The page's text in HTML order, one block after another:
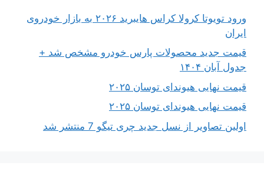
ورود تویوتا کرولا کراس هایبرید ۲۰۲۶ به بازار خودروی
ایران
قیمت جدید محصولات پارس خودرو مشخص شد +
جدول آبان ۱۴۰۴
قیمت نهایی هیوندای توسان ۲۰۲۵
قیمت نهایی هیوندای توسان ۲۰۲۵
اولین تصاویر از نسل جدید چری تیگو 7 منتشر شد